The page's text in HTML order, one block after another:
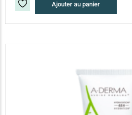
Ajouter au panier